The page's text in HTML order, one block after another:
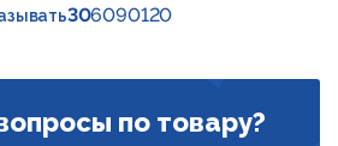
Предыдущая страница
Следующая страница
306090120
по товару?